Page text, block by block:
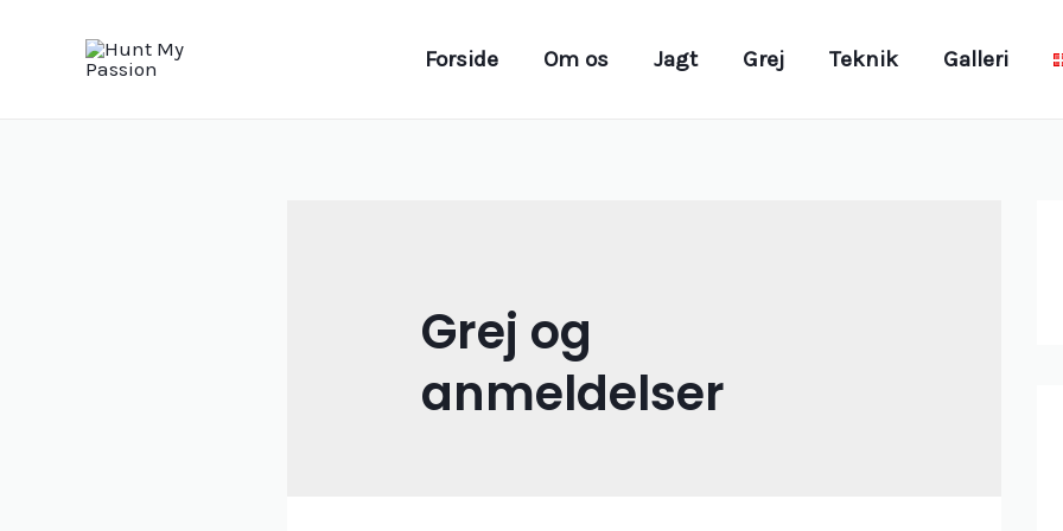
Forside Om os Jagt Grej Teknik Galleri
Grej og
anmeldelser